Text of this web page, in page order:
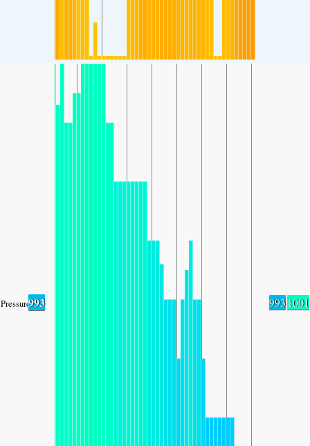
Pressure993 9931001